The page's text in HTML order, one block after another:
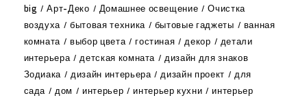
big Арт-Деко Домашнее освещение
Очистка
воздуха
бытовая техника бытовые гаджеты
ванная
комната
выбор цвета гостиная декор
детали
интерьера
детская комната
дизайн для знаков
Зодиака
дизайн интерьера дизайн проект
для
сада
дом интерьер интерьер кухни
интерьер